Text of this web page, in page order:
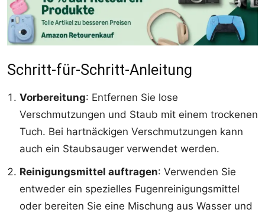
Schritt-für-Schritt-Anleitung
Vorbereitung: Entfernen Sie lose
Verschmutzungen und Staub mit einem trockenen
Tuch. Bei hartnäckigen Verschmutzungen kann
auch ein Staubsauger verwendet werden.
Reinigungsmittel auftragen: Verwenden Sie
entweder ein spezielles Fugenreinigungsmittel
oder bereiten Sie eine Mischung aus Wasser und